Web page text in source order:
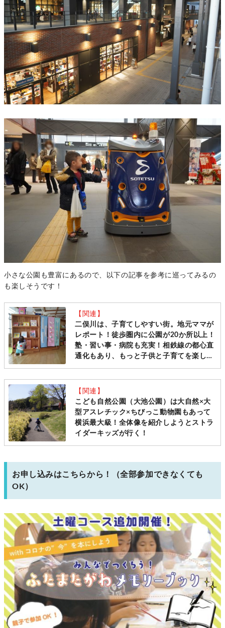
小さな公園も豊富にあるので、以下の記事を参考に巡ってみるの
も楽しそうです！
【関連】
二俣川は、子育てしやすい街。地元ママが
レポート！徒歩圏内に公園が20か所以上！
塾・習い事・病院も充実！相鉄線の都心直
通化もあり、もっと子供と子育てを楽しめ
【関連】
こども自然公園（大池公園）は大自然×大
型アスレチック×ちびっこ動物園もあって
横浜最大級！全体像を紹介しようとストラ
イダーキッズが行く！
お申し込みはこちらから！（全部参加できなくても
OK）